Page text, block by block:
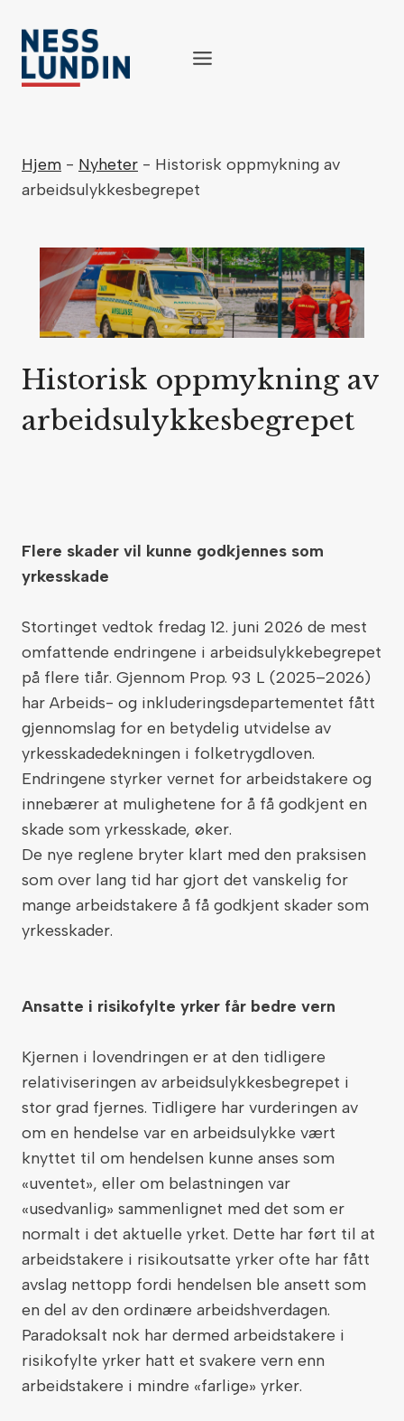
content
Hjem - Nyheter - Historisk oppmykning av
arbeidsulykkesbegrepet
Historisk oppmykning av
arbeidsulykkesbegrepet
Flere skader vil kunne godkjennes som
yrkesskade
Stortinget vedtok fredag 12. juni 2026 de mest
omfattende endringene i arbeidsulykkebegrepet
på flere tiår. Gjennom Prop. 93 L (2025–2026)
har Arbeids- og inkluderingsdepartementet fått
gjennomslag for en betydelig utvidelse av
yrkesskadedekningen i folketrygdloven.
Endringene styrker vernet for arbeidstakere og
innebærer at mulighetene for å få godkjent en
skade som yrkesskade, øker.
De nye reglene bryter klart med den praksisen
som over lang tid har gjort det vanskelig for
mange arbeidstakere å få godkjent skader som
yrkesskader.
Ansatte i risikofylte yrker får bedre vern
Kjernen i lovendringen er at den tidligere
relativiseringen av arbeidsulykkesbegrepet i
stor grad fjernes. Tidligere har vurderingen av
om en hendelse var en arbeidsulykke vært
knyttet til om hendelsen kunne anses som
«uventet», eller om belastningen var
«usedvanlig» sammenlignet med det som er
normalt i det aktuelle yrket. Dette har ført til at
arbeidstakere i risikoutsatte yrker ofte har fått
avslag nettopp fordi hendelsen ble ansett som
en del av den ordinære arbeidshverdagen.
Paradoksalt nok har dermed arbeidstakere i
risikofylte yrker hatt et svakere vern enn
arbeidstakere i mindre «farlige» yrker.